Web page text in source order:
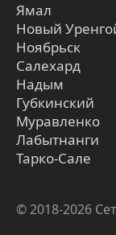
Ямал
Новый
Ноябрьск
Салехард
Надым
Губкинский
Муравленко
Лабытнанги
Тарко-Сале
© 2018-2026